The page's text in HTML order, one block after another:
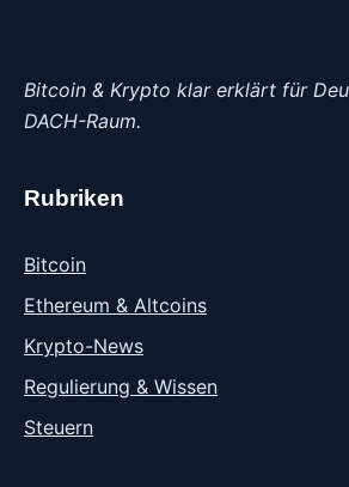
Bitcoin & Krypto klar erklärt für
DACH-Raum.
Rubriken
Bitcoin
Ethereum & Altcoins
Krypto-News
Regulierung & Wissen
Steuern